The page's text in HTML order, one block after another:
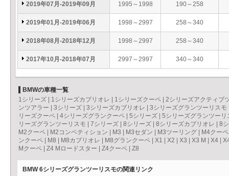
2019年07月-2019年09月 1995～1998 190～258
2019年01月-2019年06月 1998～2997 258～340
2018年08月-2018年12月 1998～2997 258～340
2017年10月-2018年07月 2997～2997 340～340
BMWの車種一覧
1シリーズ
1シリーズカブリオレ 1シリーズクーペ
2シリーズアクティブ
ンツアラー
3シリーズ 3シリーズカブリオレ 3シリーズグランツーリスモ
リーズクーペ
4シリーズグランクーペ 5シリーズ
5シリーズグランツーリ
リーズグランツーリスモ
7シリーズ 8シリーズ 8シリーズカブリオレ
8
M2クーペ
M2コンペティション M3 M3セダン M3ツーリング M4クーペ
ンクーペ
M8 M8カブリオレ M8グランクーペ X1 X2 X3 X3 M X4
Mクーペ
Z4 Mロードスター Z4クーペ Z8
BMW 6シリーズグランツーリスモの関連リンク